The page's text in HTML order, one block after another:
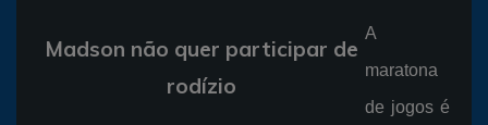
Madson não quer participar de
rodízio
A
maratona
de jogos é